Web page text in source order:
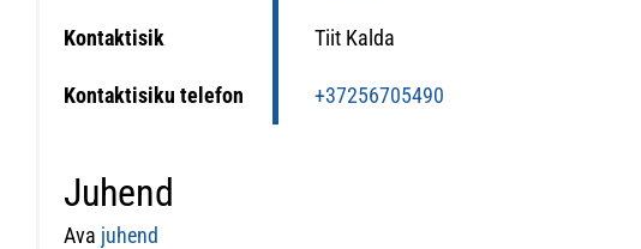
Kontaktisik Tiit Kalda
Kontaktisiku telefon +37256705490
Juhend
Ava juhend